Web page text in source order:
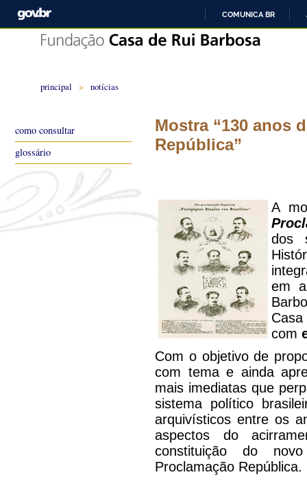
COMUNICA BR
principal > notícias
Mostra “130 anos
República”
A
dos
em
com
Com o objetivo de
com tema e ainda
mais imediatas que
sistema político
arquivísticos entre os
aspectos do
constituição do
Proclamação República.
como consultar
glossário